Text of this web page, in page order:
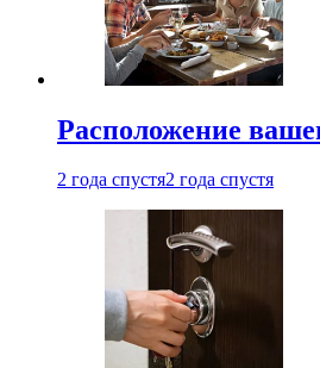
Расположение
2 года спустя2 года спустя